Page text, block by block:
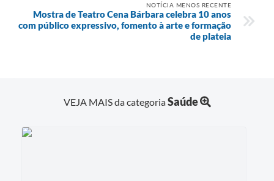
NOTÍCIA MENOS RECENTE
Mostra de Teatro Cena Bárbara celebra 10 anos
com público expressivo, fomento à arte e formação
de plateia
VEJA MAIS da categoriaSaúde